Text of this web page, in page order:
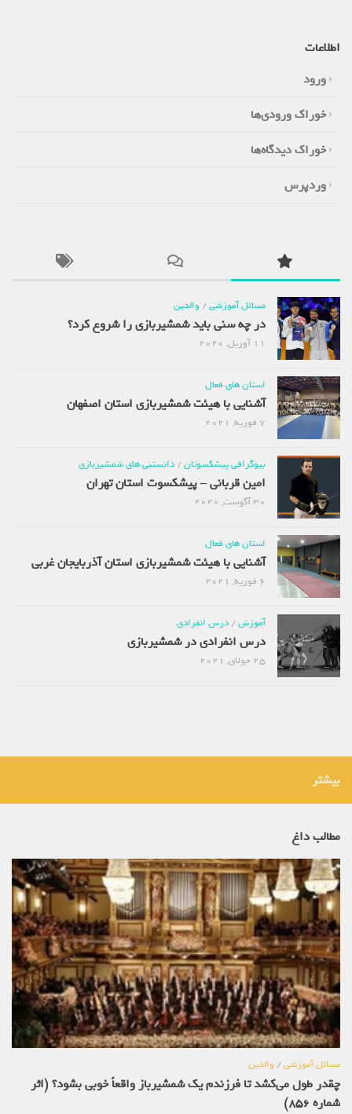
اطلاعات
ورود
خوراک ورودی‌ها
خوراک دیدگاه‌ها
وردپرس
مسائل آموزشی/ والدین
در چه سنی باید شمشیربازی را شروع کرد؟
11 آوریل, 2020
استان های فعال
آشنایی با هیئت شمشیربازی استان اصفهان
7 فوریه, 2021
بیوگرافی پیشکسوتان/ دانستنی های شمشیربازی
امین قربانی – پیشکسوت استان تهران
30 آگوست, 2020
استان های فعال
آشنایی با هیئت شمشیربازی استان آذربایجان غربی
6 فوریه, 2021
آموزش/ درس انفرادی
درس انفرادی در شمشیربازی
25 جولای, 2021
بیشتر
مطالب داغ
مسائل آموزشی/ والدین
چقدر طول می‌کشد تا فرزندم یک شمشیرباز واقعاً خوبی بشود؟ (اثر
شماره 856)